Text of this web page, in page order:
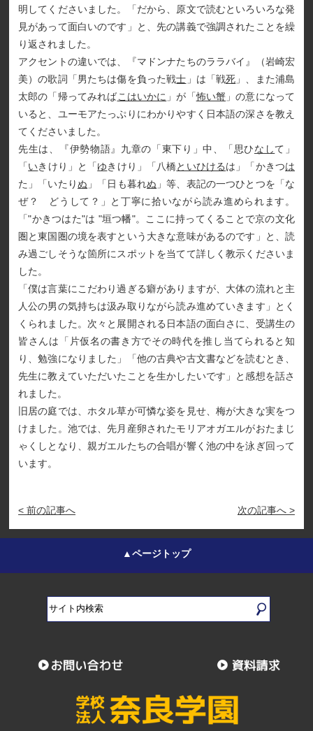
明してくださいました。「だから、原文で読むといろいろな発
見があって面白いのです」と、先の講義で強調されたことを繰
り返されました。
アクセントの違いでは、『マドンナたちのララバイ』（岩崎宏
美）の歌詞「男たちは傷を負った戦士 」は「戦死 」、また浦島
太郎の「帰ってみればこはいかに 」が「怖い蟹 」の意になって
いると、ユーモアたっぷりにわかりやすく日本語の深さを教え
てくださいました。
先生は、『伊勢物語』九章の「東下り」中、「思ひなして」
「いきけり」と「ゆきけり」「八橋といひけるは」「かきつは
た」「いたりぬ 」「日も暮れぬ 」等、表記の一つひとつを「な
ぜ？ どうして？」と丁寧に拾いながら読み進められます。
「"かきつはた"は "垣つ幡"。ここに持ってくることで京の文化
圏と東国圏の境を表すという大きな意味があるのです」と、読
み過ごしそうな箇所にスポットを当てて詳しく教示くださいま
した。
「僕は言葉にこだわり過ぎる癖がありますが、大体の流れと主
人公の男の気持ちは汲み取りながら読み進めていきます」とく
くられました。次々と展開される日本語の面白さに、受講生の
皆さんは「片仮名の書き方でその時代を推し当てられると知
り、勉強になりました」「他の古典や古文書などを読むとき、
先生に教えていただいたことを生かしたいです」と感想を話さ
れました。
旧居の庭では、ホタル草が可憐な姿を見せ、梅が大きな実をつ
けました。池では、先月産卵されたモリアオガエルがおたまじ
ゃくしとなり、親ガエルたちの合唱が響く池の中を泳ぎ回って
います。
< 前の記事へ 次の記事へ >
▲ページトップ